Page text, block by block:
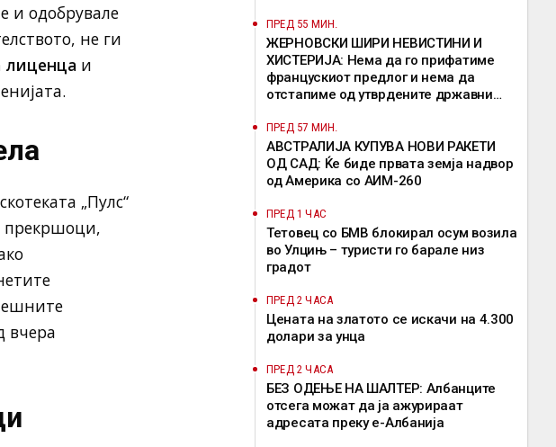
и одобрувале
не ги
лиценца и
„Пулс“
прекршоци,
вчера
ПРЕД 55 МИН.
ЖЕРНОВСКИ ШИРИ НЕВИСТИНИ И
ХИСТЕРИЈА: Нема да го прифатиме
францускиот предлог и нема да
отстапиме од утврдените државни
ПРЕД 57 МИН.
АВСТРАЛИЈА КУПУВА НОВИ РАКЕТИ
ОД САД: Ќе биде првата земја надвор
од Америка со АИМ-260
ПРЕД 1 ЧАС
Тетовец со БМВ блокирал осум возила
во Улцињ – туристи го барале низ
градот
ПРЕД 2 ЧАСА
Цената на златото се искачи на 4.300
долари за унца
ПРЕД 2 ЧАСА
БЕЗ ОДЕЊЕ НА ШАЛТЕР: Албанците
отсега можат да ја ажурираат
адресата преку е-Албанија